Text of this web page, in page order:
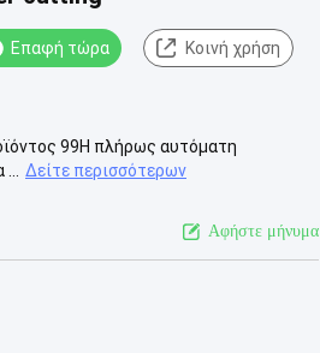
Επαφή τώρα Κοινή χρήση
99Η πλήρως αυτόματη
Δείτε περισσότερων
Αφήστε μήνυμα